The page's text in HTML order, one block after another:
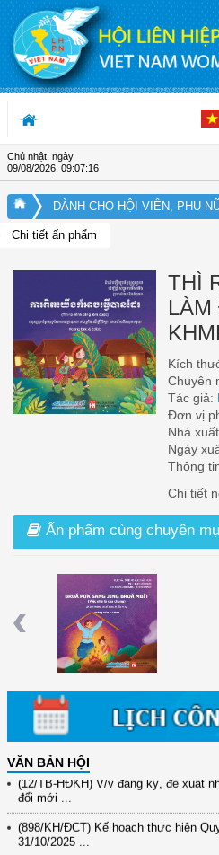
Truy cập nội dung luôn
Chủ nhật, ngày
09/08/2026, 09:07:17
DÀNH CHO HỘI VIÊN, PHỤ
Chi tiết ấn phẩm
THÌ
Kích
Chuyên
Tác giả:
Đơn vị
Nhà
Ngày
Thông
Chi tiết
Ấn phẩm cùng chuyên
Previous
Việc Nhà Là Của Chung (Tiếng Ê Đê)
VĂN BẢN HỘI
(12/TB-HĐKH) V/v đăng ký, đề xuất
đổi mới ...
(898/KH/ĐCT) Kế hoạch thực hiện
31/10/2025 ...